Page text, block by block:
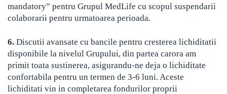
mandatory” pentru Grupul MedLife cu scopul suspendarii
colaborarii pentru urmatoarea perioada.
6. Discutii avansate cu bancile pentru cresterea lichiditatii
disponibile la nivelul Grupului, din partea carora am
primit toata sustinerea, asigurandu-ne deja o lichiditate
confortabila pentru un termen de 3-6 luni. Aceste
lichiditati vin in completarea fondurilor proprii